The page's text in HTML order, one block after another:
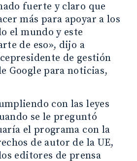
fuerte y claro que
más para apoyar a los
el mundo y este
de eso», dijo a
de gestión
Google para noticias,
con las leyes
se le preguntó
el programa con la
de autor de la UE,
editores de prensa